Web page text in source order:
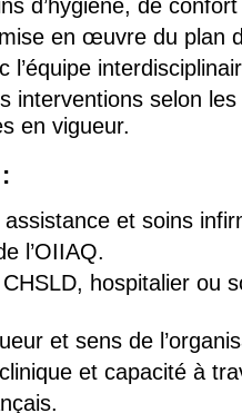
d’hygiène, de
en œuvre du plan
l’équipe
interventions selon
en vigueur.
et soins
l’OIIAQ.
hospitalier ou
et sens de
et capacité à